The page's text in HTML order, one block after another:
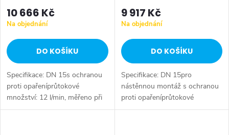
10 666 Kč
Na objednání
DO KOŠÍKU
Specifikace: DN 15s ochranou
proti opařeníprůtokové
množství: 12 l/min, měřeno při
3 barech hydraulického tlak
9 917 Kč
Na objednání
DO KOŠÍKU
Specifikace: DN 15pro
nástěnnou montáž s ochranou
proti opařeníprůtokové
množství: 22/19 l/min (výtok /